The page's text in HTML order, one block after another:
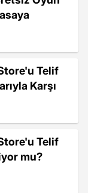
Telif
Karşı
Telif
mu?